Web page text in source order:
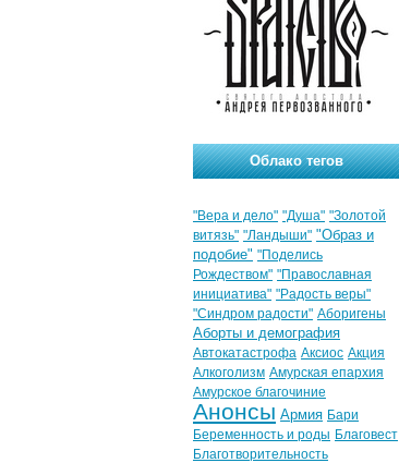
Облако тегов
"Вера и дело" "Душа" "Золотой
витязь" "Ландыши" "Образ и
подобие" "Поделись
Рождеством" "Православная
инициатива" "Радость веры"
"Синдром радости" Аборигены
Аборты и демография
Автокатастрофа Аксиос Акция
Алкоголизм Амурская епархия
Амурское благочиние
Анонсы Армия Бари
Беременность и роды Благовест
Благотворительность